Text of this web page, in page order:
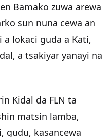
Bamako zuwa arewa
sun nuna cewa an
lokaci guda a Kati,
a tsakiyar yanayi na
Kidal da FLN ta
matsin lamba,
gudu, kasancewa